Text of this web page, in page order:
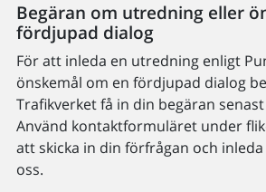
Begäran om utredning eller
fördjupad dialog
För att inleda en utredning enligt
önskemål om en fördjupad dialog
Trafikverket få in din begäran senast
Använd kontaktformuläret under
att skicka in din förfrågan och
oss.